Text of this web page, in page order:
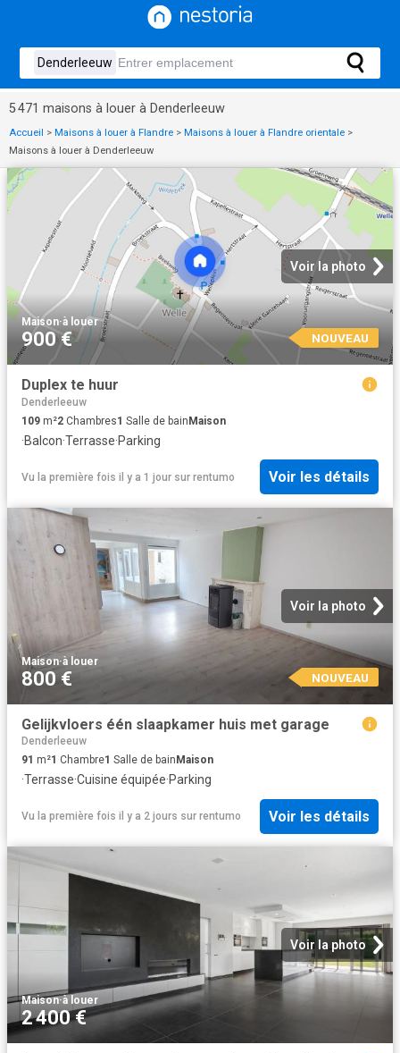
5 471 maisons à louer à Denderleeuw
Accueil > Maisons à louer à Flandre > Maisons à louer à Flandre orientale >
Maisons à louer à Denderleeuw
Voir la photo
Maison·à louer
900 € NOUVEAU
Duplex te huur
Denderleeuw
109 m²2 Chambres1 Salle de bainMaison
·Balcon·Terrasse·Parking
Vu la première fois il y a 1 jour sur rentumo Voir les détails
Voir la photo
Maison·à louer
800 € NOUVEAU
Gelijkvloers één slaapkamer huis met garage
Denderleeuw
91 m²1 Chambre1 Salle de bain Maison
·Terrasse·Cuisine équipée·Parking
Vu la première fois il y a 2 jours sur rentumo Voir les détails
Voir la photo
Maison·à louer
2 400 €